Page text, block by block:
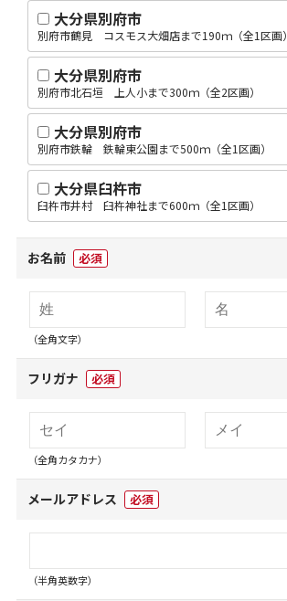
大分県別府市
別府市鶴見 コスモス大畑店まで190ｍ（全1区画）
大分県別府市
別府市北石垣 上人小まで300ｍ（全2区画）
大分県別府市
別府市鉄輪 鉄輪東公園まで500ｍ（全1区画）
大分県臼杵市
臼杵市井村 臼杵神社まで600ｍ（全1区画）
お名前 必須
（全角文字）
フリガナ 必須
（全角カタカナ）
メールアドレス 必須
（半角英数字）